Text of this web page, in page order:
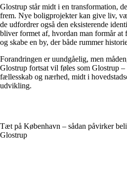
Glostrup står midt i en transformation,
frem. Nye boligprojekter kan give liv,
de udfordrer også den eksisterende
bliver formet af, hvordan man formår at
og skabe en by, der både rummer
Forandringen er uundgåelig, men
Glostrup fortsat vil føles som Glostrup –
fællesskab og nærhed, midt i
udvikling.
Tæt på København – sådan påvirker
Glostrup